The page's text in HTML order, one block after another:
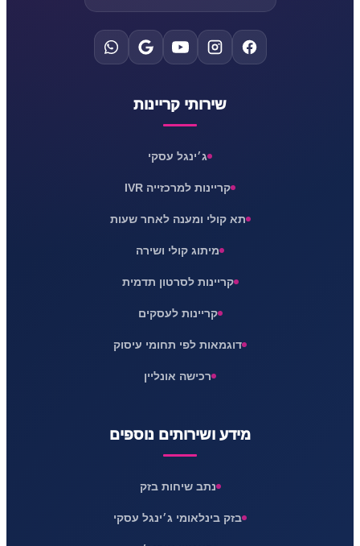
שירותי קריינות
ג׳ינגל עסקי
קריינות למרכזייה IVR
תא קולי ומענה לאחר שעות
מיתוג קולי ושירה
קריינות לסרטון תדמית
קריינות לעסקים
דוגמאות לפי תחומי עיסוק
רכישה אונליין
מידע ושירותים נוספים
נתב שיחות בזק
בזק בינלאומי ג׳ינגל עסקי